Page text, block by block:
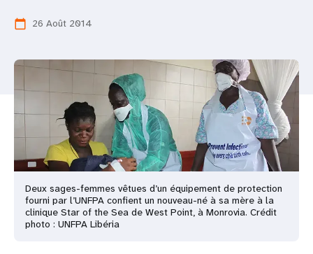
calendar_today 26 Août 2014
Deux sages-femmes vêtues d’un équipement de protection
fourni par l’UNFPA confient un nouveau-né à sa mère à la
clinique Star of the Sea de West Point, à Monrovia. Crédit
photo : UNFPA Libéria